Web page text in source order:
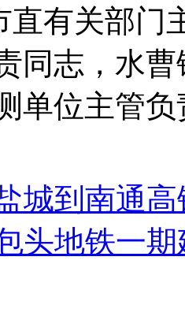
直有关部门
同志，水
单位主管
城到南通
头地铁一